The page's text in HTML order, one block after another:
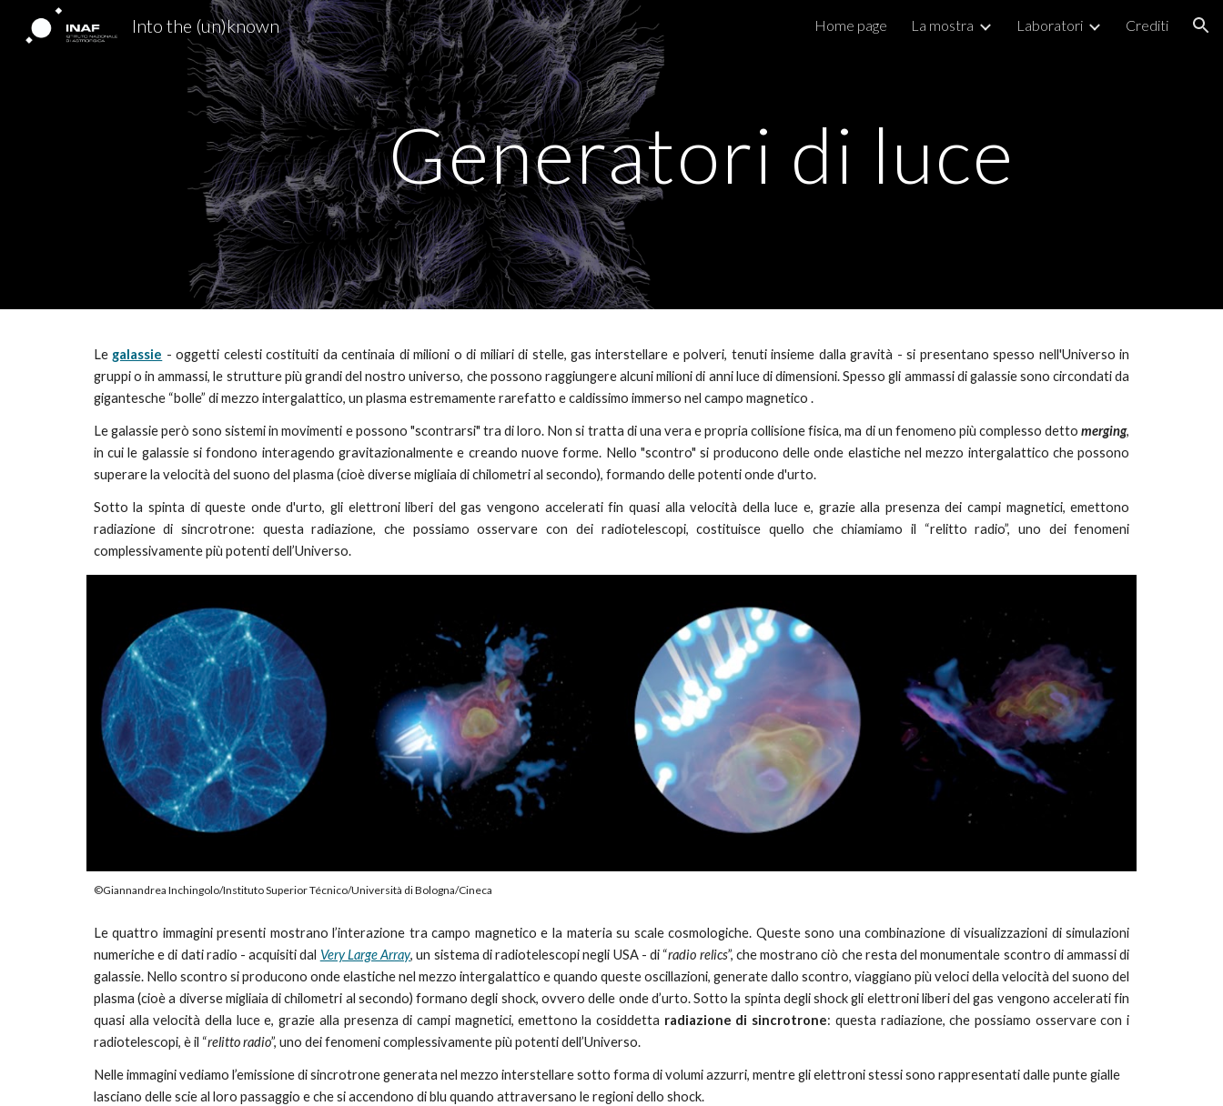
Skip to main content Skip to navigation
Into the (un)known Home page La mostra Laboratori Crediti
Generatori di luce
Le galassie - oggetti celesti costituiti da centinaia di milioni o di miliari di stelle, gas interstellare e polveri, tenuti insieme dalla gravità - si presentano spesso nell'Universo in
gruppi o in ammassi,le strutture più grandidel nostrouniverso, che possono raggiungerealcuni milioni di anni luce di dimensioni.Spesso gli ammassi di galassie sono circondati da
gigantesche “bolle” di mezzo intergalattico, un plasma estremamente rarefatto e caldissimo immerso nel campo magnetico .
Le galassie però sono sistemi in movimenti e possono "scontrarsi" tra di loro. Non si tratta di una vera e propria collisione fisica, ma di un fenomeno più complesso dettomerging,
in cui le galassie si fondono interagendo gravitazionalmente e creando nuove forme. Nello "scontro" si producono delle onde elastiche nel mezzo intergalattico chepossono
superare la velocità del suono del plasma (cioè diverse migliaia di chilometri al secondo), formando delle potenti onde d'urto.
Sotto la spinta di queste onde d'urto, gli elettroni liberi del gas vengono accelerati fin quasi alla velocità della luce e, grazie alla presenza dei campi magnetici, emettono
radiazione di sincrotrone: questa radiazione, che possiamo osservare con dei radiotelescopi, costituisce quello che chiamiamo il “relitto radio”, uno dei fenomeni
complessivamente più potenti dell’Universo.
©Giannandrea Inchingolo/Instituto Superior Técnico/Università di Bologna/Cineca
Le quattro immagini presenti mostrano l’interazione tra campo magnetico e la materia su scale cosmologiche. Questesono una combinazione di visualizzazioni di simulazioni
numeriche e di dati radio - acquisiti dal Very Large Array, un sistema di radiotelescopi negli USA - di “radio relics”, che mostrano ciò che resta del monumentale scontro di ammassi di
galassie. Nello scontro si producono onde elastiche nel mezzo intergalattico e quando queste oscillazioni,generate dallo scontro, viaggiano più veloci della velocità del suono del
plasma (cioè a diverse migliaia di chilometri al secondo) formano degli shock, ovvero delle onde d’urto. Sotto la spinta degli shock gli elettroni liberi del gas vengono accelerati fin
quasi alla velocità della luce e, grazie alla presenza di campi magnetici, emettono la cosiddetta radiazione di sincrotrone: questa radiazione, che possiamo osservare con i
radiotelescopi, è il “relitto radio”, uno dei fenomeni complessivamente più potenti dell’Universo.
Nelle immagini vediamo l’emissione di sincrotrone generata nel mezzo interstellare sotto forma di volumi azzurri, mentre gli elettroni stessi sono rappresentati dalle punte gialle
lasciano delle scie al loro passaggio e che si accendono di blu quando attraversano le regioni dello shock.